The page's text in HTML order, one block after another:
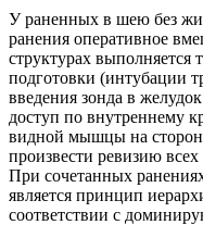
У раненных в шею без
ранения оперативное
структурах выполняется
подготовки (интубации
введения зонда в
доступ по внутреннему
видной мышцы на
произвести ревизию
При сочетанных
является принцип
соответствии с